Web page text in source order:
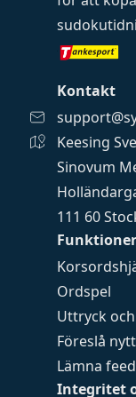
Funktioner
Ordspel
Uttryck
Föreslå
Lämna
Integritet
Kontakt
Keesing
Sinovum
111 60